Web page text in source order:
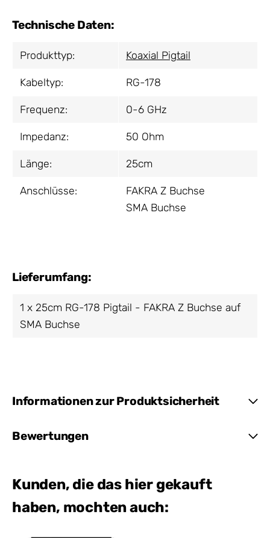
Technische Daten:
Produkttyp: Koaxial Pigtail
Kabeltyp: RG-178
Frequenz: 0-6 GHz
Impedanz: 50 Ohm
Länge: 25cm
Anschlüsse:
FAKRA Z Buchse
SMA Buchse
Lieferumfang:
1 x 25cm RG-178 Pigtail - FAKRA Z Buchse auf
SMA Buchse
Informationen zur Produktsicherheit
Bewertungen
Kunden, die das hier gekauft
haben, mochten auch: